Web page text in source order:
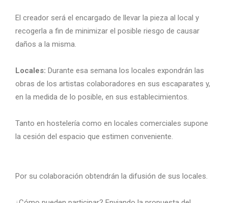
El creador será el encargado de llevar la pieza al local y
recogerla a fin de minimizar el posible riesgo de causar
daños a la misma.
Locales: Durante esa semana los locales expondrán las
obras de los artistas colaboradores en sus escaparates y,
en la medida de lo posible, en sus establecimientos.
Tanto en hostelería como en locales comerciales supone
la cesión del espacio que estimen conveniente.
Por su colaboración obtendrán la difusión de sus locales.